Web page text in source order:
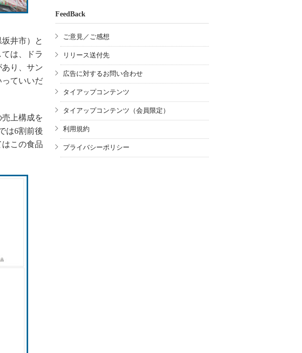
井市）と
は、ドラ
り、サン
っていいだ
上構成を
は6割前後
この食品
FeedBack
ご意見／ご感想
リリース送付先
広告に対するお問い合わせ
タイアップコンテンツ
タイアップコンテンツ（会員限定）
利用規約
プライバシーポリシー